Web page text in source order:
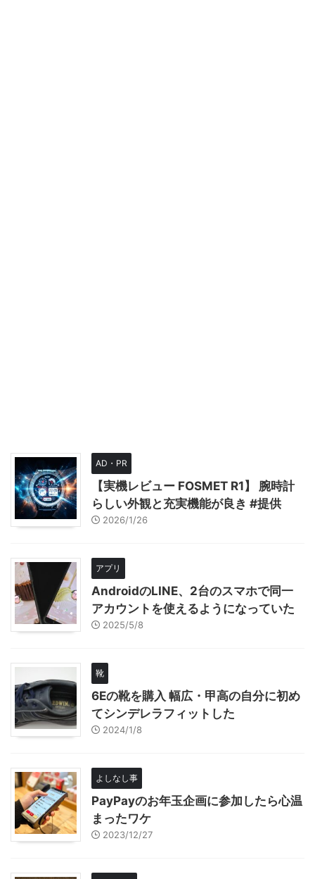
AD・PR
【実機レビュー FOSMET R1】 腕時計
らしい外観と充実機能が良き #提供
2026/1/26
アプリ
AndroidのLINE、2台のスマホで同一
アカウントを使えるようになっていた
2025/5/8
靴
6Eの靴を購入 幅広・甲高の自分に初め
てシンデレラフィットした
2024/1/8
よしなし事
PayPayのお年玉企画に参加したら心温
まったワケ
2023/12/27